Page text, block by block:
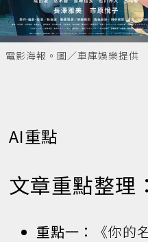
電影海報。圖／車庫娛樂提供
AI重點
文章重點整理：
重點一：
《你的